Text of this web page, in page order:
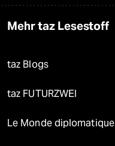
Mehr taz Lesestoff
taz Blogs
taz FUTURZWEI
Le Monde diplomatique